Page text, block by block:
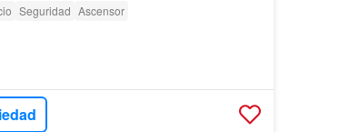
Seguridad Ascensor